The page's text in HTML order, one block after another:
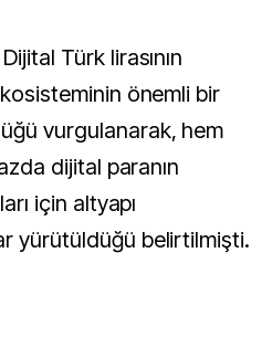
Türk lirasının
önemli bir
vurgulanarak, hem
dijital paranın
için altyapı
yürütüldüğü belirtilmişti.